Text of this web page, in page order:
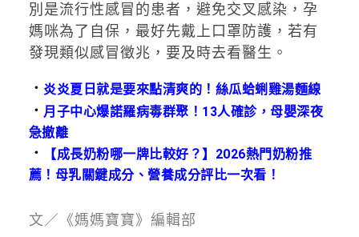
別是流行性感冒的患者，避免交叉感染，孕
媽咪為了自保，最好先戴上口罩防護，若有
發現類似感冒徵兆，要及時去看醫生。
． 炎炎夏日就是要來點清爽的！絲瓜蛤蜊雞湯麵線
． 月子中心爆諾羅病毒群聚！13人確診，母嬰深夜
急撤離
．
【成長奶粉哪一牌比較好？】2026熱門奶粉推
薦！母乳關鍵成分、營養成分評比一次看！
文／《媽媽寶寶》編輯部